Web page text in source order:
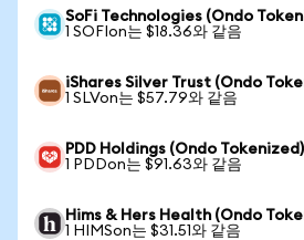
SoFi Technologies (Ondo
1 SOFIon는 $18.36와 같음
iShares Silver Trust (Ondo
1 SLVon는 $57.79와 같음
PDD Holdings (Ondo Tokenized)
1 PDDon는 $91.63와 같음
Hims & Hers Health (Ondo
1 HIMSon는 $31.51와 같음